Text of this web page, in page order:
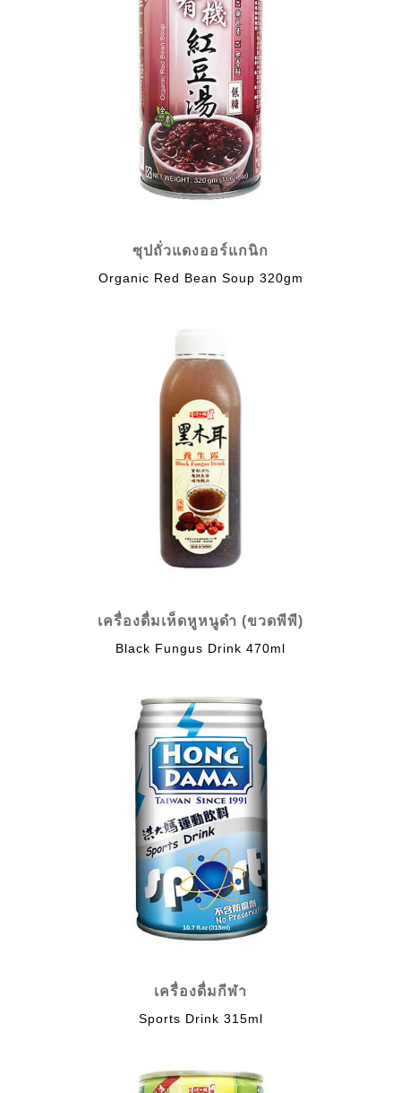
ซุปถั่วแดงออร์แกนิก
Organic Red Bean Soup 320gm
เครื่องดื่มเห็ดหูหนูดำ (ขวดพีพี)
Black Fungus Drink 470ml
เครื่องดื่มกีฬา
Sports Drink 315ml